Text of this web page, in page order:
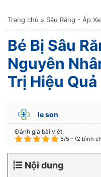
Trang chủ » Sâu Răng - Áp
Bé Bị Sâu
Nguyên
Trị Hiệu Quả
le son
Đánh giá bài viết
5/5 - (2 bình
Nội dung